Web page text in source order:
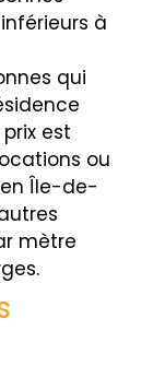
à
qui
est
ou
Île-de-
mètre